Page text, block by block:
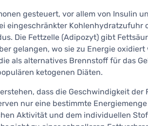
gesteuert, vor allem von Insulin
eingeschränkter Kohlenhydratzufuhr
Die Fettzelle (Adipozyt) gibt
gelangen, wo sie zu Energie
als alternatives Brennstoff für das
ketogenen Diäten.
dass die Geschwindigkeit
nur eine bestimmte
Aktivität und dem individuellen